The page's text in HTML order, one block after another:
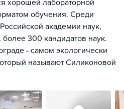
хорошей лабораторной
обучения. Среди
академии наук,
300 кандидатов наук.
- самом экологически
называют Силиконовой